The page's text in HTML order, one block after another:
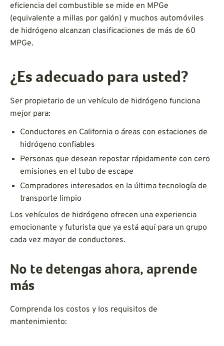
eficiencia del combustible se mide en MPGe
(equivalente a millas por galón) y muchos automóviles
de hidrógeno alcanzan clasificaciones de más de 60
MPGe.
¿Es adecuado para usted?
Ser propietario de un vehículo de hidrógeno funciona
mejor para:
Conductores en California o áreas con estaciones de
hidrógeno confiables
Personas que desean repostar rápidamente con cero
emisiones en el tubo de escape
Compradores interesados en la última tecnología de
transporte limpio
Los vehículos de hidrógeno ofrecen una experiencia
emocionante y futurista que ya está aquí para un grupo
cada vez mayor de conductores.
No te detengas ahora, aprende
más
Comprenda los costos y los requisitos de
mantenimiento: